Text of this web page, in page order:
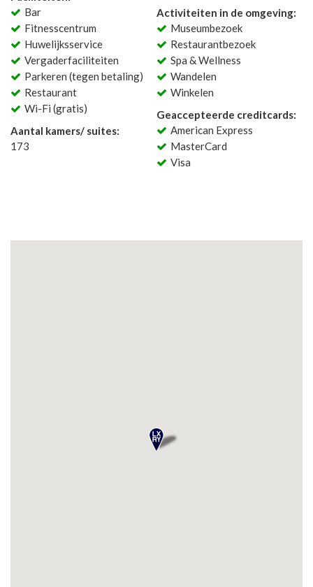
Bar
Fitnesscentrum
Huwelijksservice
Vergaderfaciliteiten
Parkeren (tegen betaling)
Restaurant
Wi-Fi (gratis)
Aantal kamers/ suites:
173
Activiteiten in de omgeving:
Museumbezoek
Restaurantbezoek
Spa & Wellness
Wandelen
Winkelen
Geaccepteerde creditcards:
American Express
MasterCard
Visa